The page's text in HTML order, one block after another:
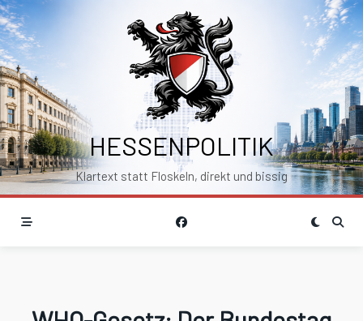
Skip
to
content
HESSENPOLITIK
Klartext statt Floskeln, direkt und bissig